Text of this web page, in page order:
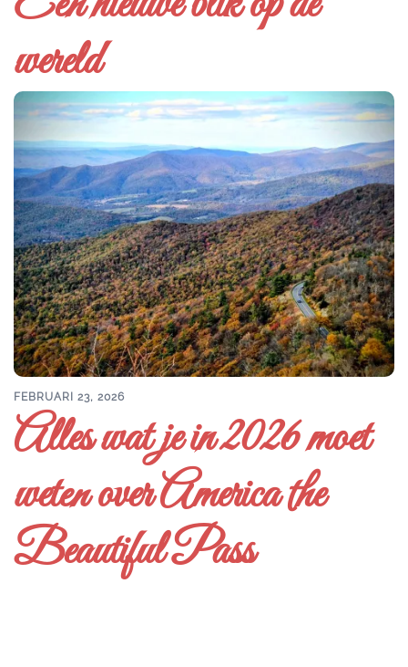
wereld
FEBRUARI 23, 2026
Alles wat je in 2026 moet
weten over America the
Beautiful Pass